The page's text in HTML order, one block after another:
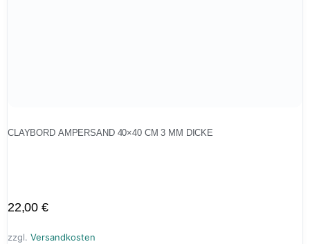
CLAYBORD AMPERSAND 40×40 CM 3 MM DICKE
22,00 €
zzgl. Versandkosten